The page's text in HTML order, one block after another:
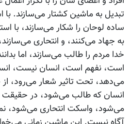
تبدیل به ماشین کشتار می‌سازند. با
ساده لوحان را شکار می‌سازند، با
به جهاد می‌کنند، و انتحاری
خدا مردم را طالب می‌سازند، اما
است، نفهم است، انسان نیست،
می‌دهد، تحت تاثیر شعار می‌رود،
انسان که طالب می‌شود، در حقیقت
می‌شود، واسکت انتحاری می‌شود،